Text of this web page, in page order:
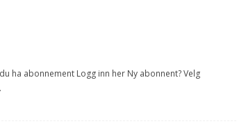
ha abonnement Logg inn her Ny abonnent? Velg